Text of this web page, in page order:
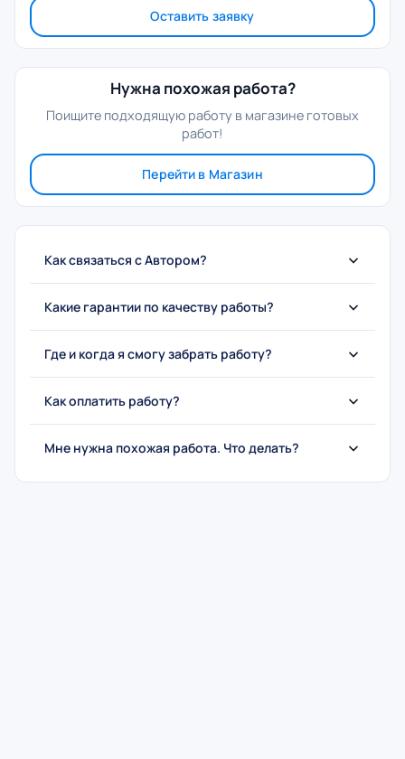
Оставить заявку
Нужна похожая работа?
Поищите подходящую работу в магазине готовых
работ!
Перейти в Магазин
Как связаться с Автором?
Какие гарантии по качеству работы?
Где и когда я смогу забрать работу?
Как оплатить работу?
Мне нужна похожая работа. Что делать?